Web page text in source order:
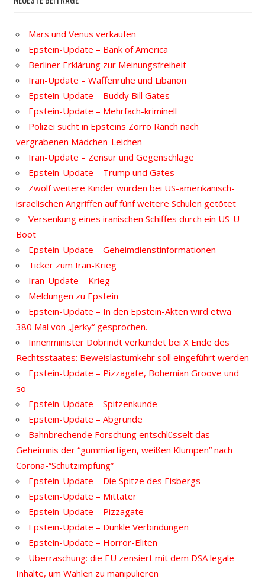
Mars und Venus verkaufen
Epstein-Update – Bank of America
Berliner Erklärung zur Meinungsfreiheit
Iran-Update – Waffenruhe und Libanon
Epstein-Update – Buddy Bill Gates
Epstein-Update – Mehrfach-kriminell
Polizei sucht in Epsteins Zorro Ranch nach
vergrabenen Mädchen-Leichen
Iran-Update – Zensur und Gegenschläge
Epstein-Update – Trump und Gates
Zwölf weitere Kinder wurden bei US-amerikanisch-
israelischen Angriffen auf fünf weitere Schulen getötet
Versenkung eines iranischen Schiffes durch ein US-U-
Boot
Epstein-Update – Geheimdienstinformationen
Ticker zum Iran-Krieg
Iran-Update – Krieg
Meldungen zu Epstein
Epstein-Update – In den Epstein-Akten wird etwa
380 Mal von „Jerky“ gesprochen.
Innenminister Dobrindt verkündet bei X Ende des
Rechtsstaates: Beweislastumkehr soll eingeführt werden
Epstein-Update – Pizzagate, Bohemian Groove und
so
Epstein-Update – Spitzenkunde
Epstein-Update – Abgründe
Bahnbrechende Forschung entschlüsselt das
Geheimnis der “gummiartigen, weißen Klumpen” nach
Corona-“Schutzimpfung”
Epstein-Update – Die Spitze des Eisbergs
Epstein-Update – Mittäter
Epstein-Update – Pizzagate
Epstein-Update – Dunkle Verbindungen
Epstein-Update – Horror-Eliten
Überraschung: die EU zensiert mit dem DSA legale
Inhalte, um Wahlen zu manipulieren